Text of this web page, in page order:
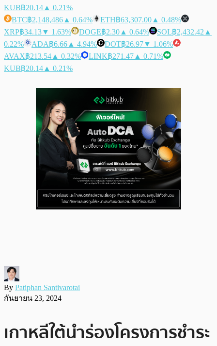
KUB฿20.14 ▲ 0.21%
BTC฿2,148,486 ▲ 0.64% ETH฿63,307.00 ▲ 0.48%
XRP฿34.13▼ 1.63% DOGE฿2.30 ▲ 0.64% SOL฿2,432.42 ▲
0.22%
ADA฿6.66 ▲ 4.94% DOT฿26.97▼ 1.06%
AVAX฿213.54 ▲ 0.32% LINK฿271.47 ▲ 0.71%
KUB฿20.14 ▲ 0.21%
By Patiphan Santivarotai
กันยายน 23, 2024
เกาหลีใต้นำร่องโครงการชำระ